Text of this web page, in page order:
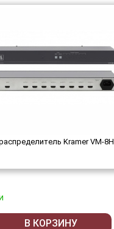
Kramer VM-8H
В КОРЗИНУ